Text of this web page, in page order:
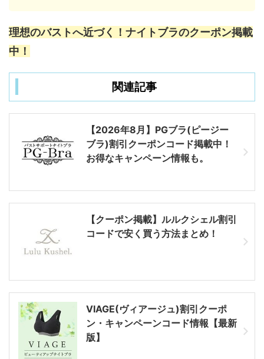
理想のバストへ近づく！ナイトブラのクーポン掲載
中！
関連記事
【2026年8月】PGブラ(ピージー
ブラ)割引クーポンコード掲載中！
お得なキャンペーン情報も。
【クーポン掲載】ルルクシェル割引
コードで安く買う方法まとめ！
VIAGE(ヴィアージュ)割引クーポ
ン・キャンペーンコード情報【最新
版】